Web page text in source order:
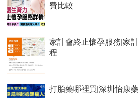
費比較
家計會終止懷孕服務|家
程
打胎藥哪裡買|深圳怡康